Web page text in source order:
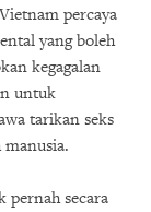
percaya
yang boleh
kegagalan
untuk
tarikan seks
manusia.
pernah secara